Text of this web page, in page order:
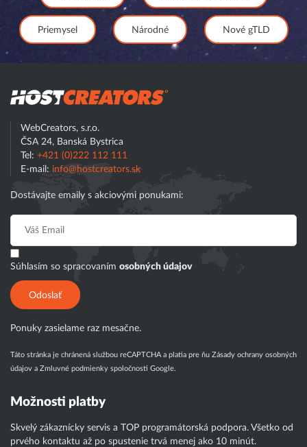
Priemysel Národné Nové gTLD
WebCreators, s.r.o.
ČSA 24, Banská Bystrica
Tel: +421 (0)222 112 111
E-mail: info@hostcreators.sk
Dostávajte emaily s akciovými ponukami:
Súhlasím so spracovaním osobných údajov
Odoslať
Ponuky zasielame raz mesačne.
Táto stránka je chránená službou reCAPTCHA a platia pre ňu Zásady ochrany osobných
údajov a Zmluvné podmienky spoločnosti Google.
Možnosti platby
Skvelý zákaznícky servis a TOP programátorská podpora. Všetko od
prvého kontaktu až po spustenie trvá menej ako 10 minút.